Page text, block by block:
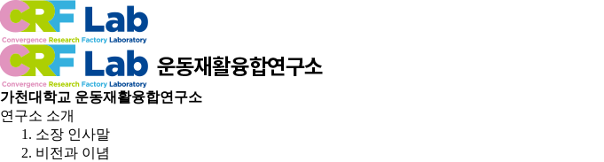
가천대학교 운동재활융합연구소
연구소 소개
소장 인사말
비전과 이념